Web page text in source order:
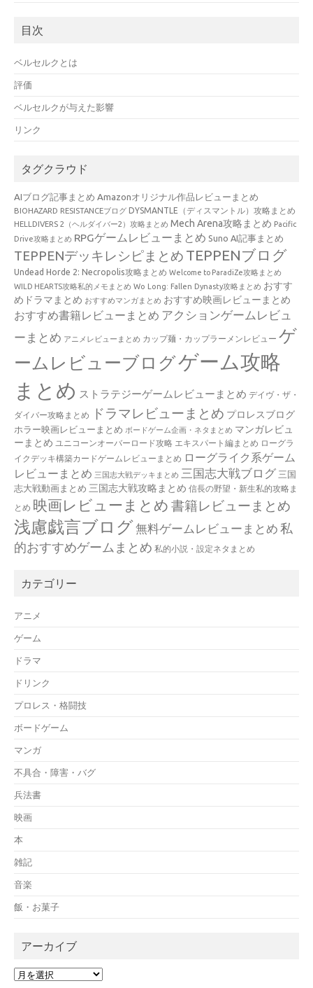
目次
ベルセルクとは
評価
ベルセルクが与えた影響
リンク
タグクラウド
AIブログ記事まとめ Amazonオリジナル作品レビューまとめ
BIOHAZARD RESISTANCEブログ DYSMANTLE（ディスマントル）攻略まとめ
HELLDIVERS 2（ヘルダイバー2）攻略まとめ Mech Arena攻略まとめ Pacific
Drive攻略まとめ RPGゲームレビューまとめ Suno AI記事まとめ
TEPPENデッキレシピまとめ TEPPENブログ
Undead Horde 2: Necropolis攻略まとめ Welcome to ParadiZe攻略まとめ
WILD HEARTS攻略私的メモまとめ Wo Long: Fallen Dynasty攻略まとめ おすす
めドラマまとめ おすすめマンガまとめ おすすめ映画レビューまとめ
おすすめ書籍レビューまとめ アクションゲームレビュ
ーまとめ アニメレビューまとめ カップ麺・カップラーメンレビュー ゲ
ームレビューブログゲーム攻略
まとめ ストラテジーゲームレビューまとめ デイヴ・ザ・
ダイバー攻略まとめ ドラマレビューまとめ プロレスブログ
ホラー映画レビューまとめ ボードゲーム企画・ネタまとめ マンガレビュ
ーまとめ ユニコーンオーバーロード攻略 エキスパート編まとめ ローグラ
イクデッキ構築カードゲームレビューまとめ ローグライク系ゲーム
レビューまとめ 三国志大戦デッキまとめ 三国志大戦ブログ 三国
志大戦動画まとめ 三国志大戦攻略まとめ 信長の野望・新生私的攻略ま
とめ 映画レビューまとめ 書籍レビューまとめ
浅慮戯言ブログ無料ゲームレビューまとめ 私
的おすすめゲームまとめ 私的小説・設定ネタまとめ
カテゴリー
アニメ
ゲーム
ドラマ
ドリンク
プロレス・格闘技
ボードゲーム
マンガ
不具合・障害・バグ
兵法書
映画
本
雑記
音楽
飯・お菓子
アーカイブ
ア